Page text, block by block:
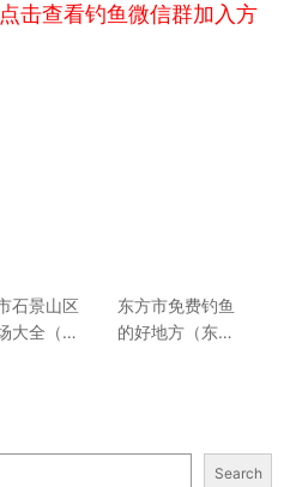
击查看钓鱼微信群加入方
石景山区
大全（北
东方市免费钓鱼
的好地方（东方
Search